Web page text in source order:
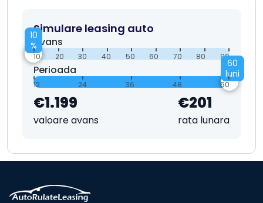
Simulare leasing auto
Avans
10
%
10 20 30 40 50 60 70 80 90
Perioada
60
luni
12 24 36 48 60
€1.199
valoare avans
€201
rata lunara